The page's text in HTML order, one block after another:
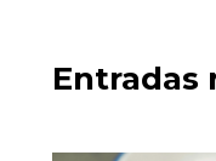
Entradas